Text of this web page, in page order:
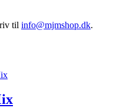
til info@mjmshop.dk.